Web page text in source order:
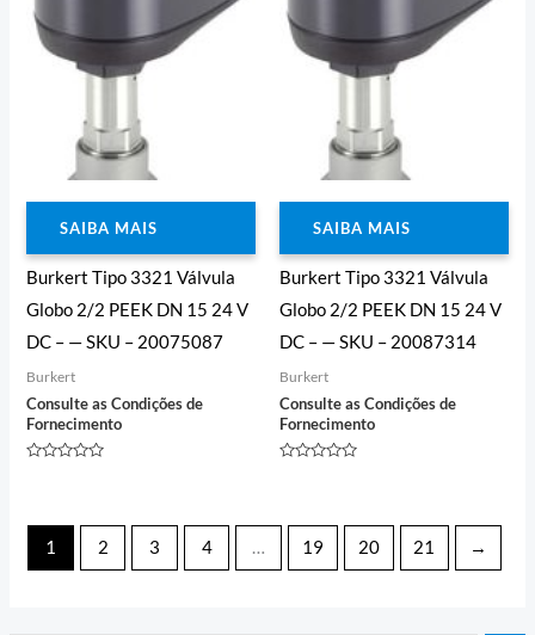
SAIBA MAIS
Burkert Tipo 3321 Válvula
Globo 2/2 PEEK DN 15 24 V
DC – — SKU – 20075087
Burkert
Consulte as Condições de
Fornecimento
SAIBA MAIS
Burkert Tipo 3321 Válvula
Globo 2/2 PEEK DN 15 24 V
DC – — SKU – 20087314
Burkert
Consulte as Condições de
Fornecimento
1 2 3 4 … 19 20 21 →